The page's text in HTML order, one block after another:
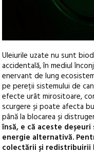
Uleiurile uzate nu sunt
accidentală, în mediul
enervant de lung
pe pereții sistemului de
efecte urât mirositoare,
scurgere și poate afecta
până la blocarea și
însă, e că aceste
energie alternativă.
colectării și